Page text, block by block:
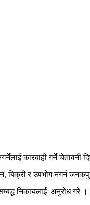
कारबाही गर्ने चेतावनी
बिक्री र उपभोग नगर्न
निकायलाई अनुरोध गरे ।